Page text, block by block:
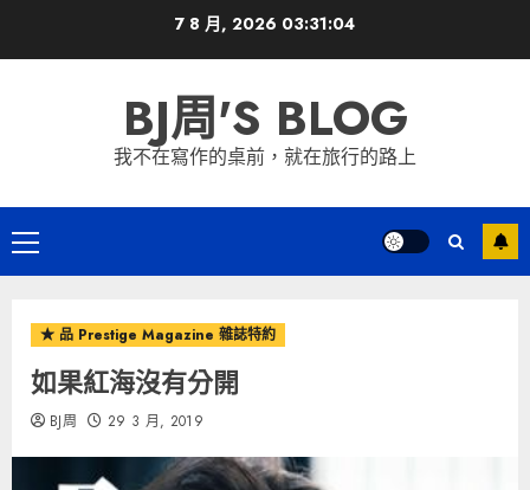
7 8 月, 2026 03:31:05
BJ周'S BLOG
我不在寫作的桌前，就在旅行的路上
Primary
Menu
★ 品 Prestige Magazine 雜誌特約
如果紅海沒有分開
BJ周 29 3 月, 2019